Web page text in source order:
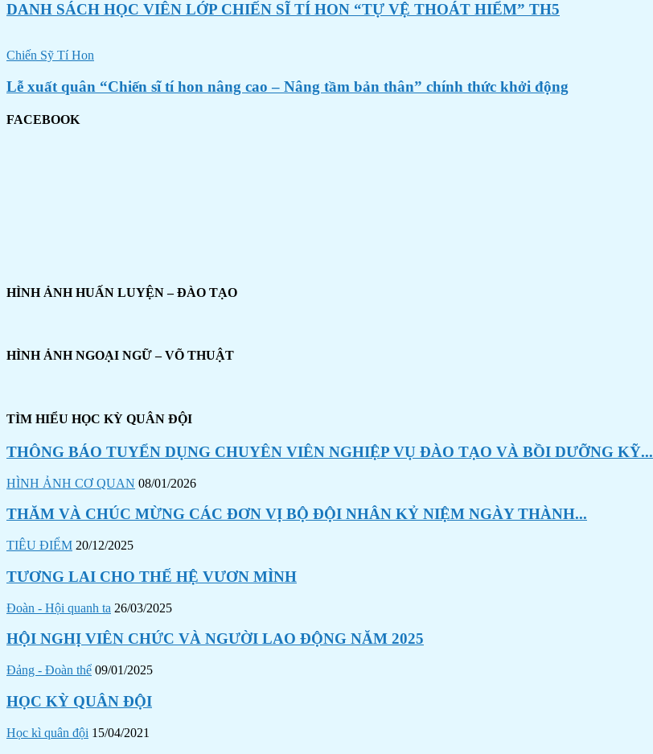
DANH SÁCH HỌC VIÊN LỚP CHIẾN SĨ TÍ HON “TỰ VỆ THOÁT HIỂM” TH5
Chiến Sỹ Tí Hon
Lễ xuất quân “Chiến sĩ tí hon nâng cao – Nâng tầm bản thân” chính thức khởi động
FACEBOOK
HÌNH ẢNH HUẤN LUYỆN – ĐÀO TẠO
HÌNH ẢNH NGOẠI NGỮ – VÕ THUẬT
TÌM HIỂU HỌC KỲ QUÂN ĐỘI
THÔNG BÁO TUYỂN DỤNG CHUYÊN VIÊN NGHIỆP VỤ ĐÀO TẠO VÀ BỒI DƯỠNG KỸ...
HÌNH ẢNH CƠ QUAN 08/01/2026
THĂM VÀ CHÚC MỪNG CÁC ĐƠN VỊ BỘ ĐỘI NHÂN KỶ NIỆM NGÀY THÀNH...
TIÊU ĐIỂM 20/12/2025
TƯƠNG LAI CHO THẾ HỆ VƯƠN MÌNH
Đoàn - Hội quanh ta 26/03/2025
HỘI NGHỊ VIÊN CHỨC VÀ NGƯỜI LAO ĐỘNG NĂM 2025
Đảng - Đoàn thể 09/01/2025
HỌC KỲ QUÂN ĐỘI
Học kì quân đội 15/04/2021